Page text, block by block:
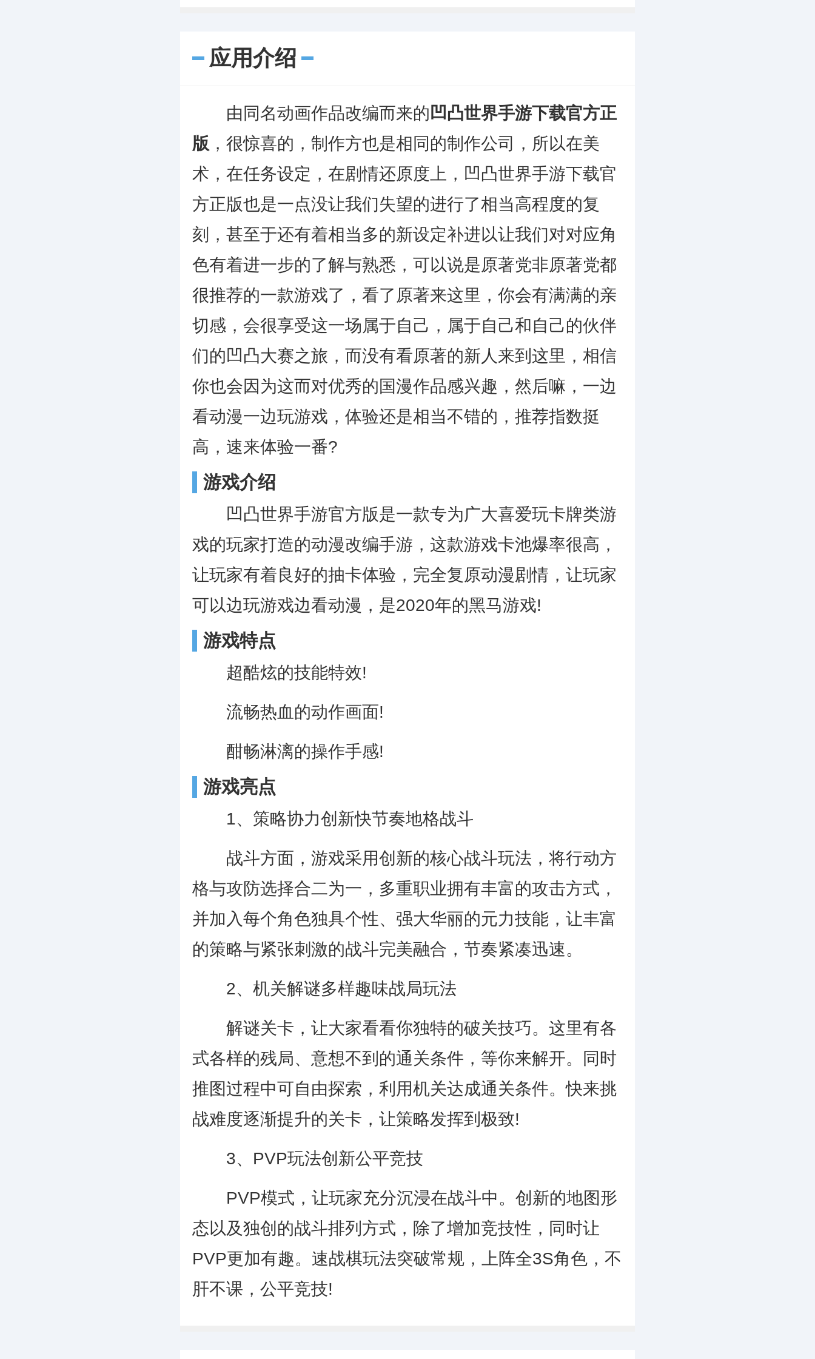
应用介绍
由同名动画作品改编而来的 凹凸世界手游下载官方正
版 ，很惊喜的，制作方也是相同的制作公司，所以在美
术，在任务设定，在剧情还原度上，凹凸世界手游下载官
方正版也是一点没让我们失望的进行了相当高程度的复
刻，甚至于还有着相当多的新设定补进以让我们对对应角
色有着进一步的了解与熟悉，可以说是原著党非原著党都
很推荐的一款游戏了，看了原著来这里，你会有满满的亲
切感，会很享受这一场属于自己，属于自己和自己的伙伴
们的凹凸大赛之旅，而没有看原著的新人来到这里，相信
你也会因为这而对优秀的国漫作品感兴趣，然后嘛，一边
看动漫一边玩游戏，体验还是相当不错的，推荐指数挺
高，速来体验一番?
游戏介绍
凹凸世界手游官方版是一款专为广大喜爱玩卡牌类游
戏的玩家打造的动漫改编手游，这款游戏卡池爆率很高，
让玩家有着良好的抽卡体验，完全复原动漫剧情，让玩家
可以边玩游戏边看动漫，是2020年的黑马游戏!
游戏特点
超酷炫的技能特效!
流畅热血的动作画面!
酣畅淋漓的操作手感!
游戏亮点
1、策略协力创新快节奏地格战斗
战斗方面，游戏采用创新的核心战斗玩法，将行动方
格与攻防选择合二为一，多重职业拥有丰富的攻击方式，
并加入每个角色独具个性、强大华丽的元力技能，让丰富
的策略与紧张刺激的战斗完美融合，节奏紧凑迅速。
2、机关解谜多样趣味战局玩法
解谜关卡，让大家看看你独特的破关技巧。这里有各
式各样的残局、意想不到的通关条件，等你来解开。同时
推图过程中可自由探索，利用机关达成通关条件。快来挑
战难度逐渐提升的关卡，让策略发挥到极致!
3、PVP玩法创新公平竞技
PVP模式，让玩家充分沉浸在战斗中。创新的地图形
态以及独创的战斗排列方式，除了增加竞技性，同时让
PVP更加有趣。速战棋玩法突破常规，上阵全3S角色，不
肝不课，公平竞技!